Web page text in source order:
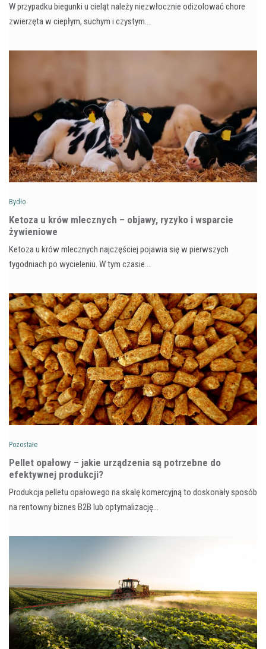
W przypadku biegunki u cieląt należy niezwłocznie odizolować chore
zwierzęta w ciepłym, suchym i czystym…
Bydło
Ketoza u krów mlecznych – objawy, ryzyko i wsparcie
żywieniowe
Ketoza u krów mlecznych najczęściej pojawia się w pierwszych
tygodniach po wycieleniu. W tym czasie…
Pozostałe
Pellet opałowy – jakie urządzenia są potrzebne do
efektywnej produkcji?
Produkcja pelletu opałowego na skalę komercyjną to doskonały sposób
na rentowny biznes B2B lub optymalizację…